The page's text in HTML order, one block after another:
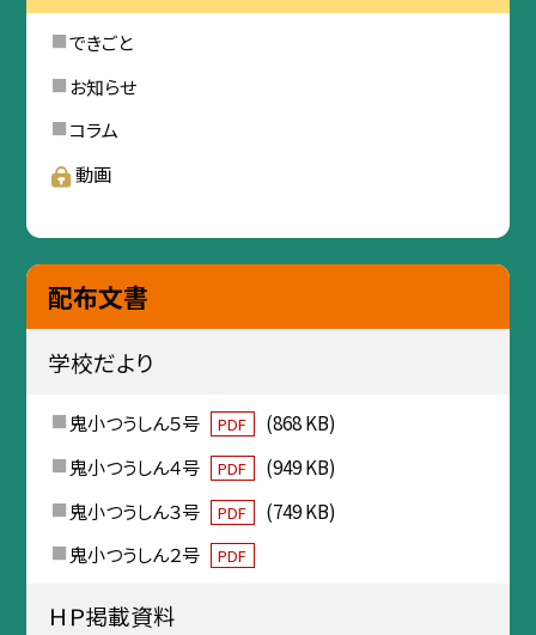
できごと
お知らせ
コラム
動画
配布文書
学校だより
鬼小つうしん５号 PDF
(868 KB)
鬼小つうしん４号
PDF
(949 KB)
鬼小つうしん３号
PDF
(749 KB)
鬼小つうしん２号
PDF
ＨＰ掲載資料